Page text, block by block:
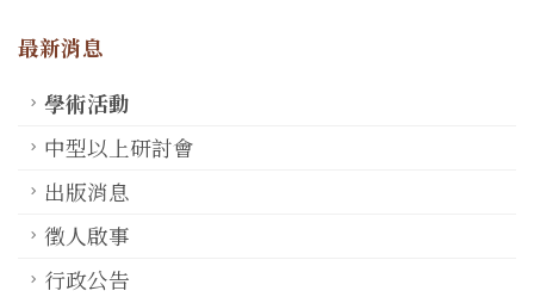
最新消息
學術活動
中型以上研討會
出版消息
徵人啟事
行政公告